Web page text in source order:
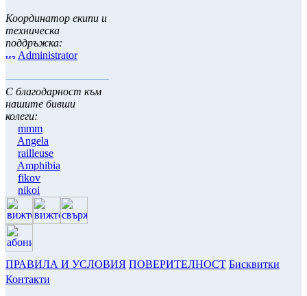
Координатор екипи и
техническа
поддръжка:
Administrator
С благодарност към
нашите бивши
колеги:
mmm
Angela
railleuse
Amphibia
fikov
nikoi
ПРАВИЛА И УСЛОВИЯ ПОВЕРИТЕЛНОСТ Бисквитки
Контакти